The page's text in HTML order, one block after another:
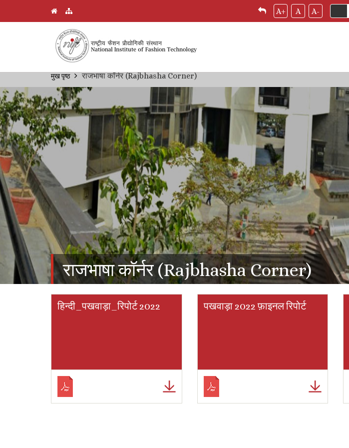
Skip
main
content
A+ A A-
Breadcrumb
मुख पृष्ठ राजभाषा कॉर्नर (Rajbhasha Corner)
राजभाषा कॉर्नर (Rajbhasha Corner)
हिन्दी_पखवाड़ा_रिपोर्ट 2022 पखवाड़ा 2022 फ़ाइनल रिपोर्ट